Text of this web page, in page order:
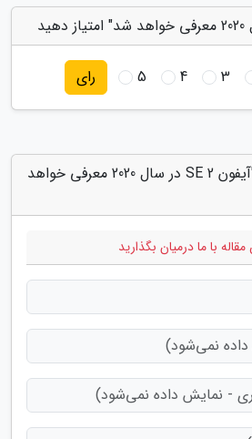
3
4
5 رای
دیدگاه های مرتبط با "آیفون SE 2 در سال 2020 معرفی خواهد
با ما درمیان بگذارید